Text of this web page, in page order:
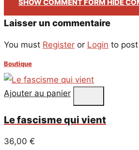
SHOW COMMENT FORM HIDE
Laisser un commentaire
You must Register or Login to
Boutique
Ajouter au panier
Le fascisme qui vient
36,00 €